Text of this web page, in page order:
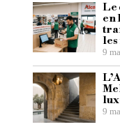
Le
en
les
9
9